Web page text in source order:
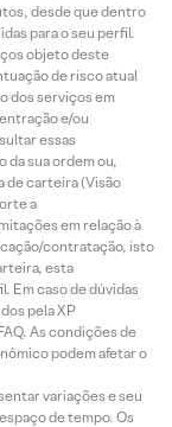
desde que dentro
para o seu perfil.
objeto deste
de risco atual
dos serviços em
e/ou
essas
sua ordem ou,
de carteira (Visão
a
em relação à
contratação, isto
esta
Em caso de dúvidas
pela XP
As condições de
podem afetar o
variações e seu
de tempo. Os